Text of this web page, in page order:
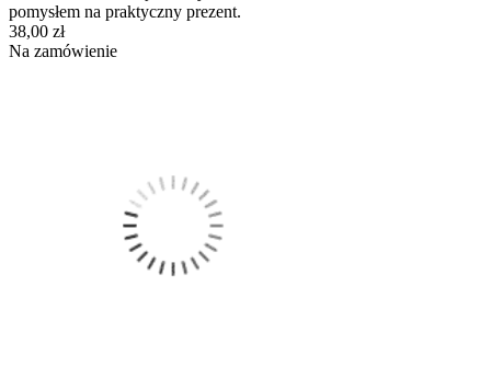
pomysłem na praktyczny prezent.
38,00 zł
Na zamówienie